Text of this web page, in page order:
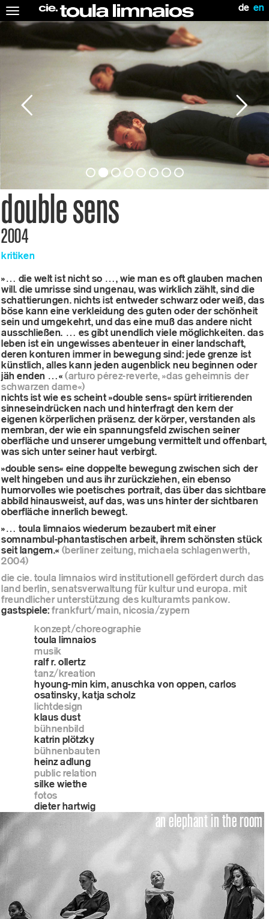
de en
Toggle
navigation
double sens
2004
kritiken
»… die welt ist nicht so …, wie man es oft glauben machen
will. die umrisse sind ungenau, was wirklich zählt, sind die
schattierungen. nichts ist entweder schwarz oder weiß, das
böse kann eine verkleidung des guten oder der schönheit
sein und umgekehrt, und das eine muß das andere nicht
ausschließen. … es gibt unendlich viele möglichkeiten. das
leben ist ein ungewisses abenteuer in einer landschaft,
deren konturen immer in bewegung sind: jede grenze ist
künstlich, alles kann jeden augenblick neu beginnen oder
jäh enden …«(arturo pérez-reverte, »das geheimnis der
schwarzen dame«)
nichts ist wie es scheint »double sens« spürt irritierenden
sinneseindrücken nach und hinterfragt den kern der
eigenen körperlichen präsenz. der körper, verstanden als
membran, der wie ein spannungsfeld zwischen seiner
oberfläche und unserer umgebung vermittelt und offenbart,
was sich unter seiner haut verbirgt.
»double sens« eine doppelte bewegung zwischen sich der
welt hingeben und aus ihr zurückziehen, ein ebenso
humorvolles wie poetisches portrait, das über das sichtbare
abbild hinausweist, auf das, was uns hinter der sichtbaren
oberfläche innerlich bewegt.
»… toula limnaios wiederum bezaubert mit einer
somnambul-phantastischen arbeit, ihrem schönsten stück
seit langem.« (berliner zeitung, michaela schlagenwerth,
2004)
die cie. toula limnaios wird institutionell gefördert durch das
land berlin, senatsverwaltung für kultur und europa. mit
freundlicher unterstützung des kulturamts pankow.
gastspiele: frankfurt/main, nicosia/zypern
konzept/choreographie
toula limnaios
musik
ralf r. ollertz
tanz/kreation
hyoung-min kim, anuschka von oppen, carlos
osatinsky, katja scholz
lichtdesign
klaus dust
bühnenbild
katrin plötzky
bühnenbauten
heinz adlung
public relation
silke wiethe
fotos
dieter hartwig
an elephant in the room